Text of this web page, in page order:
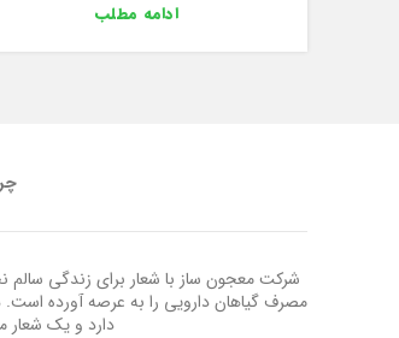
ادامه مطلب
شرکت معجون ساز با شعار برای زندگی سالم
مصرف گیاهان دارویی را به عرصه آورده
دارد و یک شعار